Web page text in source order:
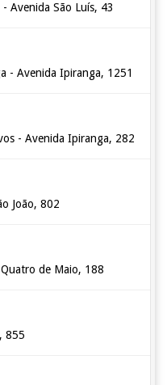
Avenida São Luís, 43
- Avenida Ipiranga, 1251
- Avenida Ipiranga, 282
João, 802
de Maio, 188
855